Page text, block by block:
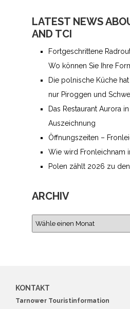
LATEST NEWS
AND TCI
Fortgeschrittene
Wo können Sie Ihre
Die polnische Küche
nur Piroggen und
Das Restaurant Aurora
Auszeichnung
Öffnungszeiten –
Wie wird Fronleichnam
Polen zählt 2026 zu
ARCHIV
KONTAKT
Tarnower Touristinformation